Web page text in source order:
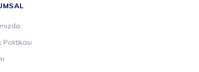
Politikası